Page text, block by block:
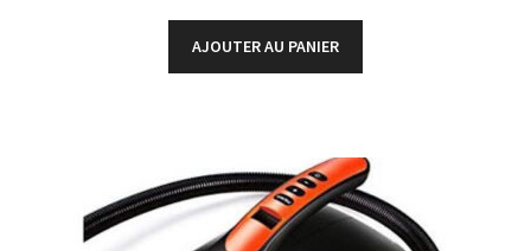
AJOUTER AU PANIER